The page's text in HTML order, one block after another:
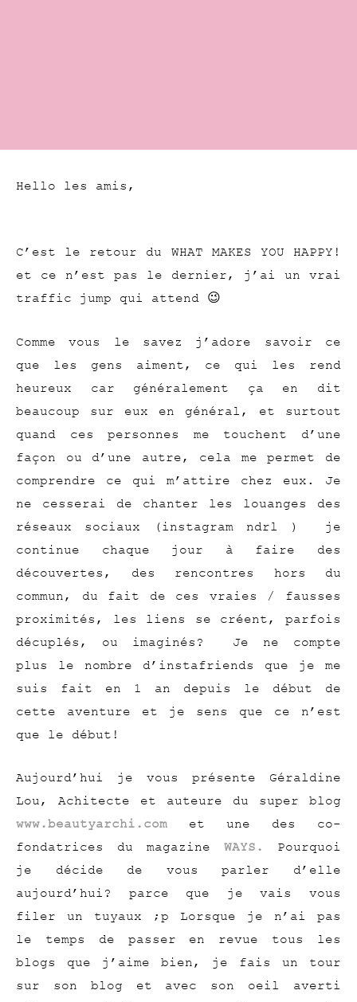
Hello les amis,
C’est le retour du WHAT MAKES YOU HAPPY!
et ce n’est pas le dernier, j’ai un vrai
traffic jump qui attend 😉
Comme vous le savez j’adore savoir ce
que les gens aiment, ce qui les rend
heureux car généralement ça en dit
beaucoup sur eux en général, et surtout
quand ces personnes me touchent d’une
façon ou d’une autre, cela me permet de
comprendre ce qui m’attire chez eux. Je
ne cesserai de chanter les louanges des
réseaux sociaux (instagram ndrl ) je
continue chaque jour à faire des
découvertes, des rencontres hors du
commun, du fait de ces vraies / fausses
proximités, les liens se créent, parfois
décuplés, ou imaginés? Je ne compte
plus le nombre d’instafriends que je me
suis fait en 1 an depuis le début de
cette aventure et je sens que ce n’est
que le début!
Aujourd’hui je vous présente Géraldine
Lou, Achitecte et auteure du super blog
www.beautyarchi.com et une des co-
fondatrices du magazine WAYS.
Pourquoi
je décide de vous parler d’elle
aujourd’hui? parce que je vais vous
filer un tuyaux ;p Lorsque je n’ai pas
le temps de passer en revue tous les
blogs que j’aime bien, je fais un tour
sur son blog et avec son oeil averti